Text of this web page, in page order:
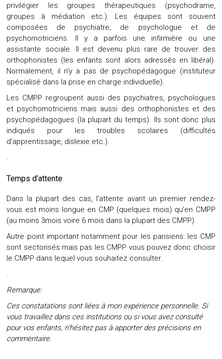
privilégier les groupes thérapeutiques (psychodrame,
groupes à médiation etc.). Les équipes sont souvent
composées de psychiatre, de psychologue et de
psychomotriciens. Il y a parfois une infirmière ou une
assistante sociale. Il est devenu plus rare de trouver des
orthophonistes (les enfants sont alors adressés en libéral).
Normalement, il n’y a pas de psychopédagogue (instituteur
spécialisé dans la prise en charge individuelle).
Les CMPP regroupent aussi des psychiatres, psychologues
et psychomotriciens mais aussi des orthophonistes et des
psychopédagogues (la plupart du temps). Ils sont donc plus
indiqués pour les troubles scolaires (difficultés
d’apprentissage, dislexie etc.).
.
Temps d’attente
Dans la plupart des cas, l’attente avant un premier rendez-
vous est moins longue en CMP (quelques mois) qu’en CMPP
(au moins 3mois voire 6 mois dans la plupart des CMPP).
Autre point important notamment pour les parisiens: les CMP
sont sectorisés mais pas les CMPP vous pouvez donc choisir
le CMPP dans lequel vous souhaitez consulter.
.
Remarque:
Ces constatations sont liées à mon expérience personnelle. Si
vous travaillez dans ces institutions ou si vous avez consulté
pour vos enfants, n’hésitez pas à apporter des précisions en
commentaire.